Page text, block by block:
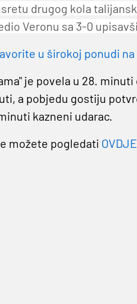
drugog kola
Veronu sa 3-0
u širokoj ponudi
je povela u 28.
a pobjedu gostiju
kazneni udarac.
možete pogledati